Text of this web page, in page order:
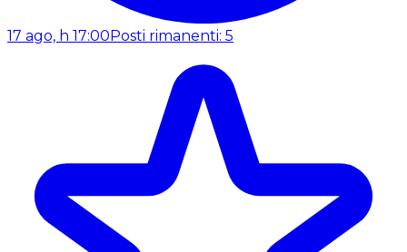
17 ago, h 17:00 Posti rimanenti: 5